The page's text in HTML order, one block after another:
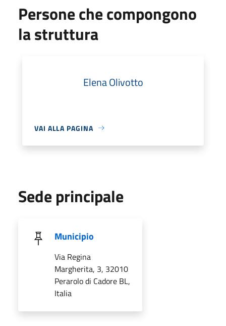
Persone che compongono
la struttura
Elena Olivotto
VAI ALLA PAGINA
Sede principale
Municipio
Via Regina
Margherita, 3, 32010
Perarolo di Cadore BL,
Italia